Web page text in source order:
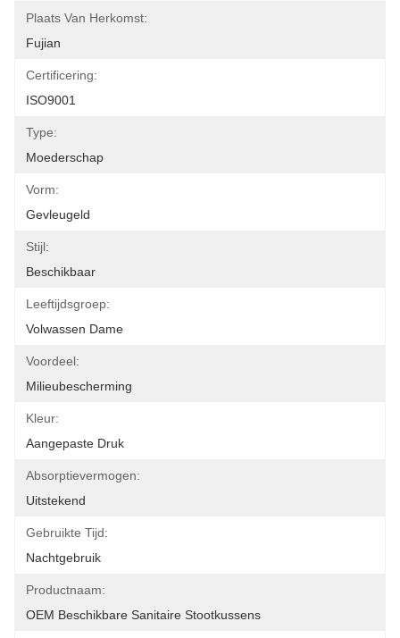
Plaats Van Herkomst:
Fujian
Certificering:
ISO9001
Type:
Moederschap
Vorm:
Gevleugeld
Stijl:
Beschikbaar
Leeftijdsgroep:
Volwassen Dame
Voordeel:
Milieubescherming
Kleur:
Aangepaste Druk
Absorptievermogen:
Uitstekend
Gebruikte Tijd:
Nachtgebruik
Productnaam:
OEM Beschikbare Sanitaire Stootkussens